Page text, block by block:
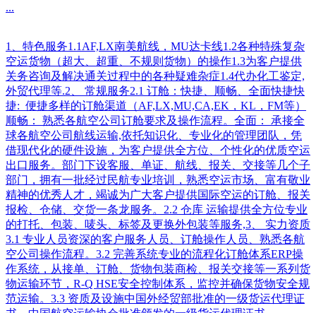
...
1、特色服务1.1AF,LX南美航线，MU达卡线1.2各种特殊复杂
空运货物（超大、超重、不规则货物）的操作1.3为客户提供
关务咨询及解决通关过程中的各种疑难杂症1.4代办化工鉴定,
外贸代理等.2、 常规服务2.1 订舱：快捷、顺畅、全面快捷快
捷: 便捷多样的订舱渠道（AF,LX,MU,CA,EK，KL，FM等）
顺畅： 熟悉各航空公司订舱要求及操作流程。全面： 承接全
球各航空公司航线运输,依托知识化、专业化的管理团队，凭
借现代化的硬件设施，为客户提供全方位、个性化的优质空运
出口服务。部门下设客服、单证、航线、报关、交接等几个子
部门，拥有一批经过民航专业培训，熟悉空运市场、富有敬业
精神的优秀人才，竭诚为广大客户提供国际空运的订舱、报关
报检、仓储、交货一条龙服务。2.2 仓库 运输提供全方位专业
的打托、包装、唛头、标签及更换外包装等服务,3、 实力资质
3.1 专业人员资深的客户服务人员、订舱操作人员、熟悉各航
空公司操作流程。3.2 完善系统专业的流程化订舱体系ERP操
作系统，从接单、订舱、货物包装商检、报关交接等一系列货
物运输环节，R-Q HSE安全控制体系，监控并确保货物安全规
范运输。3.3 资质及设施中国外经贸部批准的一级货运代理证